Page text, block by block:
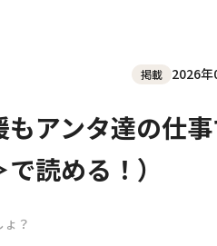
掲載 2026
アンタ達の仕
読める！）
？